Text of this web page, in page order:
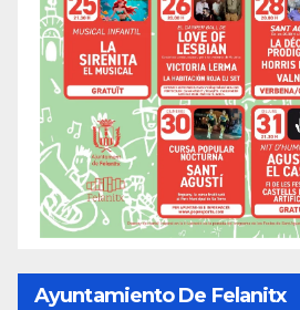
Ayuntamiento De Felanitx